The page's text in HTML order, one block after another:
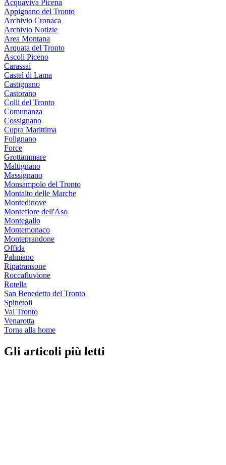
Acquaviva Picena
Appignano del Tronto
Archivio Cronaca
Archivio Notizie
Area Montana
Arquata del Tronto
Ascoli Piceno
Carassai
Castel di Lama
Castignano
Castorano
Colli del Tronto
Comunanza
Cossignano
Cupra Marittima
Folignano
Force
Grottammare
Maltignano
Massignano
Monsampolo del Tronto
Montalto delle Marche
Montedinove
Montefiore dell'Aso
Montegallo
Montemonaco
Monteprandone
Offida
Palmiano
Ripatransone
Roccafluvione
Rotella
San Benedetto del Tronto
Spinetoli
Val Tronto
Venarotta
Torna alla home
Gli articoli più letti